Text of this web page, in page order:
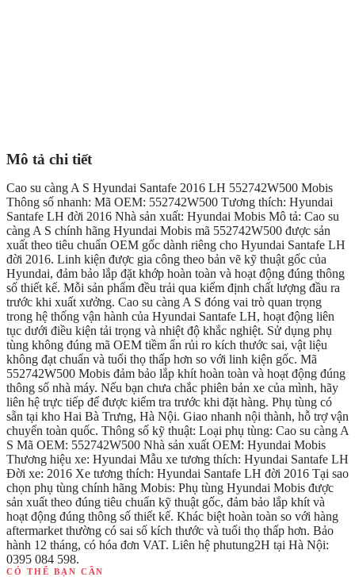
Mô tả chi tiết
Cao su càng A S Hyundai Santafe 2016 LH 552742W500 Mobis
Thông số nhanh: Mã OEM: 552742W500 Tương thích: Hyundai
Santafe LH đời 2016 Nhà sản xuất: Hyundai Mobis Mô tả: Cao su
càng A S chính hãng Hyundai Mobis mã 552742W500 được sản
xuất theo tiêu chuẩn OEM gốc dành riêng cho Hyundai Santafe LH
đời 2016. Linh kiện được gia công theo bản vẽ kỹ thuật gốc của
Hyundai, đảm bảo lắp đặt khớp hoàn toàn và hoạt động đúng thông
số thiết kế. Mỗi sản phẩm đều trải qua kiểm định chất lượng đầu ra
trước khi xuất xưởng. Cao su càng A S đóng vai trò quan trọng
trong hệ thống vận hành của Hyundai Santafe LH, hoạt động liên
tục dưới điều kiện tải trọng và nhiệt độ khắc nghiệt. Sử dụng phụ
tùng không đúng mã OEM tiềm ẩn rủi ro kích thước sai, vật liệu
không đạt chuẩn và tuổi thọ thấp hơn so với linh kiện gốc. Mã
552742W500 Mobis đảm bảo lắp khít hoàn toàn và hoạt động đúng
thông số nhà máy. Nếu bạn chưa chắc phiên bản xe của mình, hãy
liên hệ trực tiếp để được kiểm tra trước khi đặt hàng. Phụ tùng có
sẵn tại kho Hai Bà Trưng, Hà Nội. Giao nhanh nội thành, hỗ trợ vận
chuyển toàn quốc. Thông số kỹ thuật: Loại phụ tùng: Cao su càng A
S Mã OEM: 552742W500 Nhà sản xuất OEM: Hyundai Mobis
Thương hiệu xe: Hyundai Mẫu xe tương thích: Hyundai Santafe LH
Đời xe: 2016 Xe tương thích: Hyundai Santafe LH đời 2016 Tại sao
chọn phụ tùng chính hãng Mobis: Phụ tùng Hyundai Mobis được
sản xuất theo đúng tiêu chuẩn kỹ thuật gốc, đảm bảo lắp khít và
hoạt động đúng thông số thiết kế. Khác biệt hoàn toàn so với hàng
aftermarket thường có sai số kích thước và tuổi thọ thấp hơn. Bảo
hành 12 tháng, có hóa đơn VAT. Liên hệ phutung2H tại Hà Nội:
0395 084 598.
CÓ THỂ BẠN CẦN